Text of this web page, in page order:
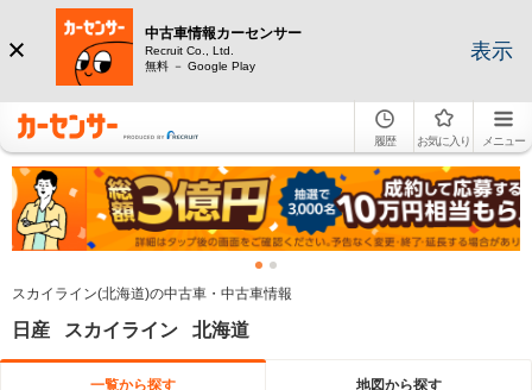
中古車情報カーセンサー
Recruit Co., Ltd.
無料 － Google Play
表示
履歴 お気に入り メニュー
スカイライン(北海道)の中古車・中古車情報
日産 スカイライン 北海道
一覧から探す 地図から探す